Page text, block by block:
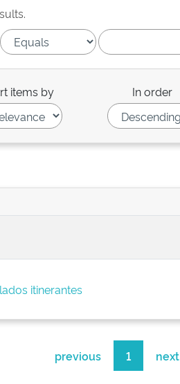
items by In order
itinerantes
previous 1 next